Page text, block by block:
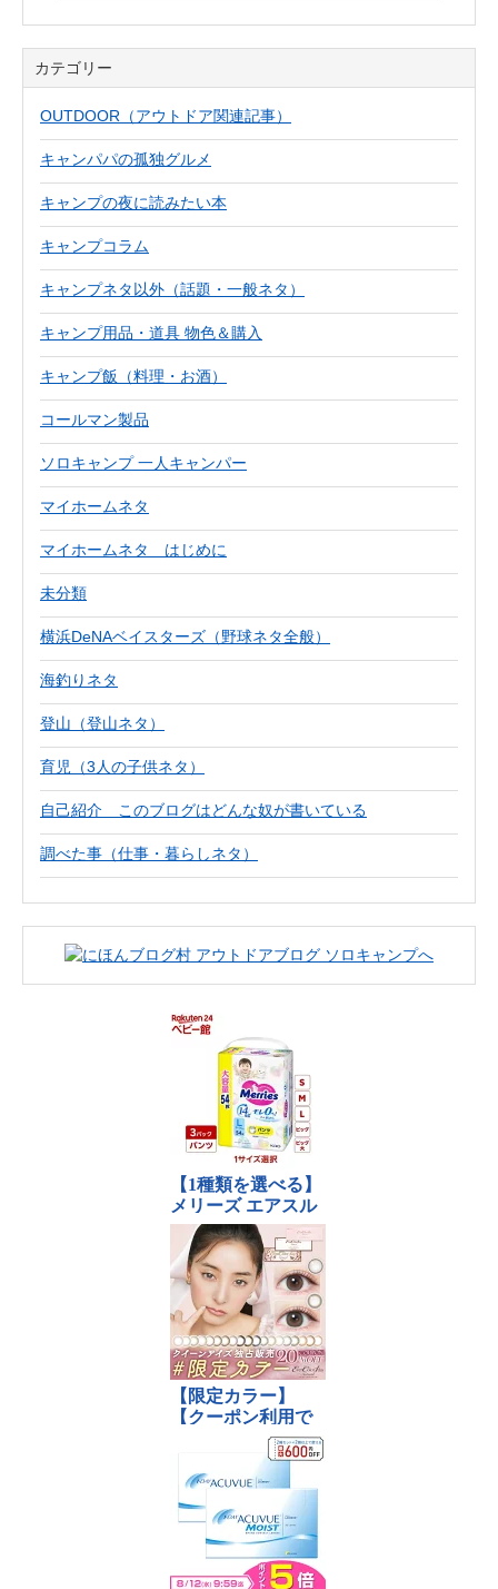
カテゴリー
OUTDOOR（アウトドア関連記事）
キャンパパの孤独グルメ
キャンプの夜に読みたい本
キャンプコラム
キャンプネタ以外（話題・一般ネタ）
キャンプ用品・道具 物色＆購入
キャンプ飯（料理・お酒）
コールマン製品
ソロキャンプ 一人キャンパー
マイホームネタ
マイホームネタ はじめに
未分類
横浜DeNAベイスターズ（野球ネタ全般）
海釣りネタ
登山（登山ネタ）
育児（3人の子供ネタ）
自己紹介 このブログはどんな奴が書いている
調べた事（仕事・暮らしネタ）